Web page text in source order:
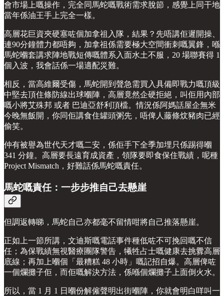
會市場上嘅操作，完全同馬蛇嘅戰術需求脫節，感覺上同干地
當年係油王手上完全一樣。
高層花巨資夾硬塞咗個加拿祖入隊，結果？先唔講佢遲開操、
連90分鐘體力都唔夠，加拿祖係需要極大空間衝刺嘅翼鋒，喺
馬蛇嗰套講求陣地戰短傳嘅體系入面水土不服，20 場聯賽得 1
個入波，我會話係一場適配災難。
相反，當高維爾受傷，馬蛇開到聲急需買入具備即戰力嘅頂級
中堅去頂住條防線出球嗰陣，高層竟然企硬拒絕，叫佢用內部
嘅小將艾殊邦 或者 巴迪亞舒利頂檔。情況係阿媽話屋企無米
今晚無飯開，你同佢講食住罐頭粥先，唔俾人藤條炆豬肉已經
偷笑。
仲有被譽為世代天才嘅二安，係佢手下全季加埋只係踢得嗰
341 分鐘。高層要長遠育成資產，領隊要即食保住戰績，呢種
Project Mismatch，好難話係馬蛇嘅責任。
馬蛇嘅責任：一步步推自己去懸崖
但調返轉睇，馬蛇自己亦都毫不留情咁將自己推落懸崖。
正如上一節所講，文迪斯嘅電話事件種低咗不可挽回嘅不信
任；為保戰績無視醫療團隊警告，犧牲占士嘅健康去挑釁高層
底線；再加上嗰個「最糟糕 48 小時」嘅記招自爆。高層俾咗
一個爛攤子佢，而佢嘅解決方法，係喺個爛攤子上面倒火水。
所以，當 1 月 1 日嗰份解僱聲明出街嗰陣，你就會明白咩叫一